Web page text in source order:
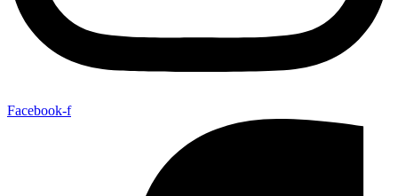
Facebook-f